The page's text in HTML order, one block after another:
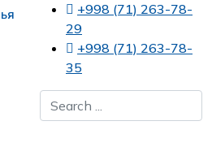
+998 (71) 263-78-
29
+998 (71) 263-78-
35